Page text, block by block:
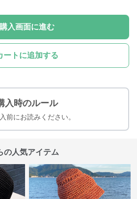
購入画面に進む
ートに追加する
入時のルール
前にお読みください。
の人気アイテム